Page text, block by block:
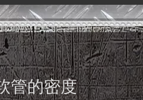
管的密度